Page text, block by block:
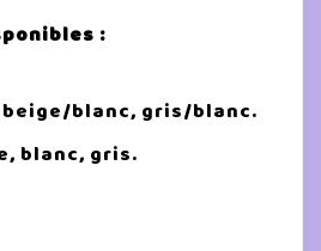
:
beige/blanc, gris/blanc.
blanc, gris.